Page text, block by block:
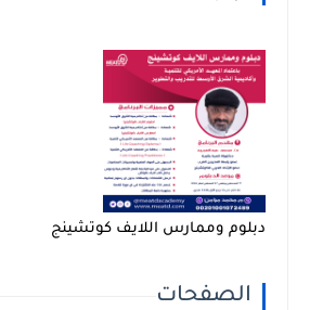
دبلوم وممارس اللايف كوتشينج
الصفحات